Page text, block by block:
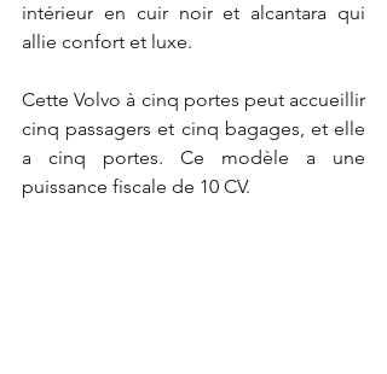
intérieur en cuir noir et alcantara qui
allie confort et luxe.
Cette Volvo à cinq portes peut accueillir
cinq passagers et cinq bagages, et elle
a cinq portes. Ce modèle a une
puissance fiscale de 10 CV.